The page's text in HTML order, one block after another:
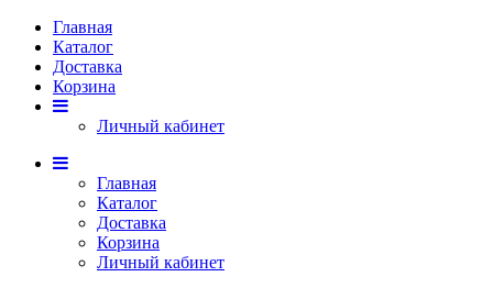
Главная
Каталог
Доставка
Корзина
Личный кабинет
Главная
Каталог
Доставка
Корзина
Личный кабинет